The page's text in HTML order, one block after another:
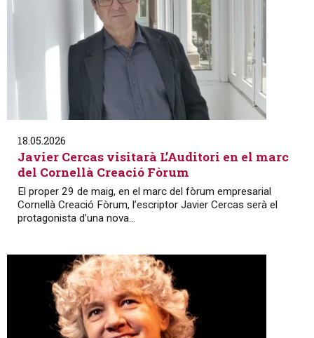
18.05.2026
Javier Cercas visitarà L’Auditori en el marc
del Cornellà Creació Fòrum
El proper 29 de maig, en el marc del fòrum empresarial
Cornellà Creació Fòrum, l’escriptor Javier Cercas serà el
protagonista d’una nova...